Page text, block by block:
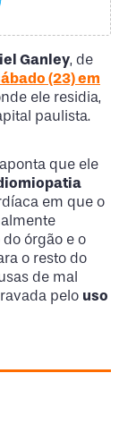
Ganley, de
(23) em
ele residia,
paulista.
que ele
em que o
órgão e o
o resto do
de mal
pelo uso